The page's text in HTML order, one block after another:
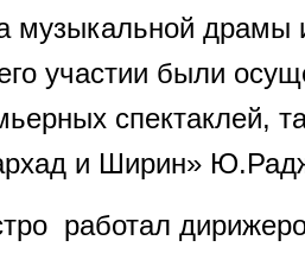
музыкальной
участии были
спектаклей,
и Ширин»
работал